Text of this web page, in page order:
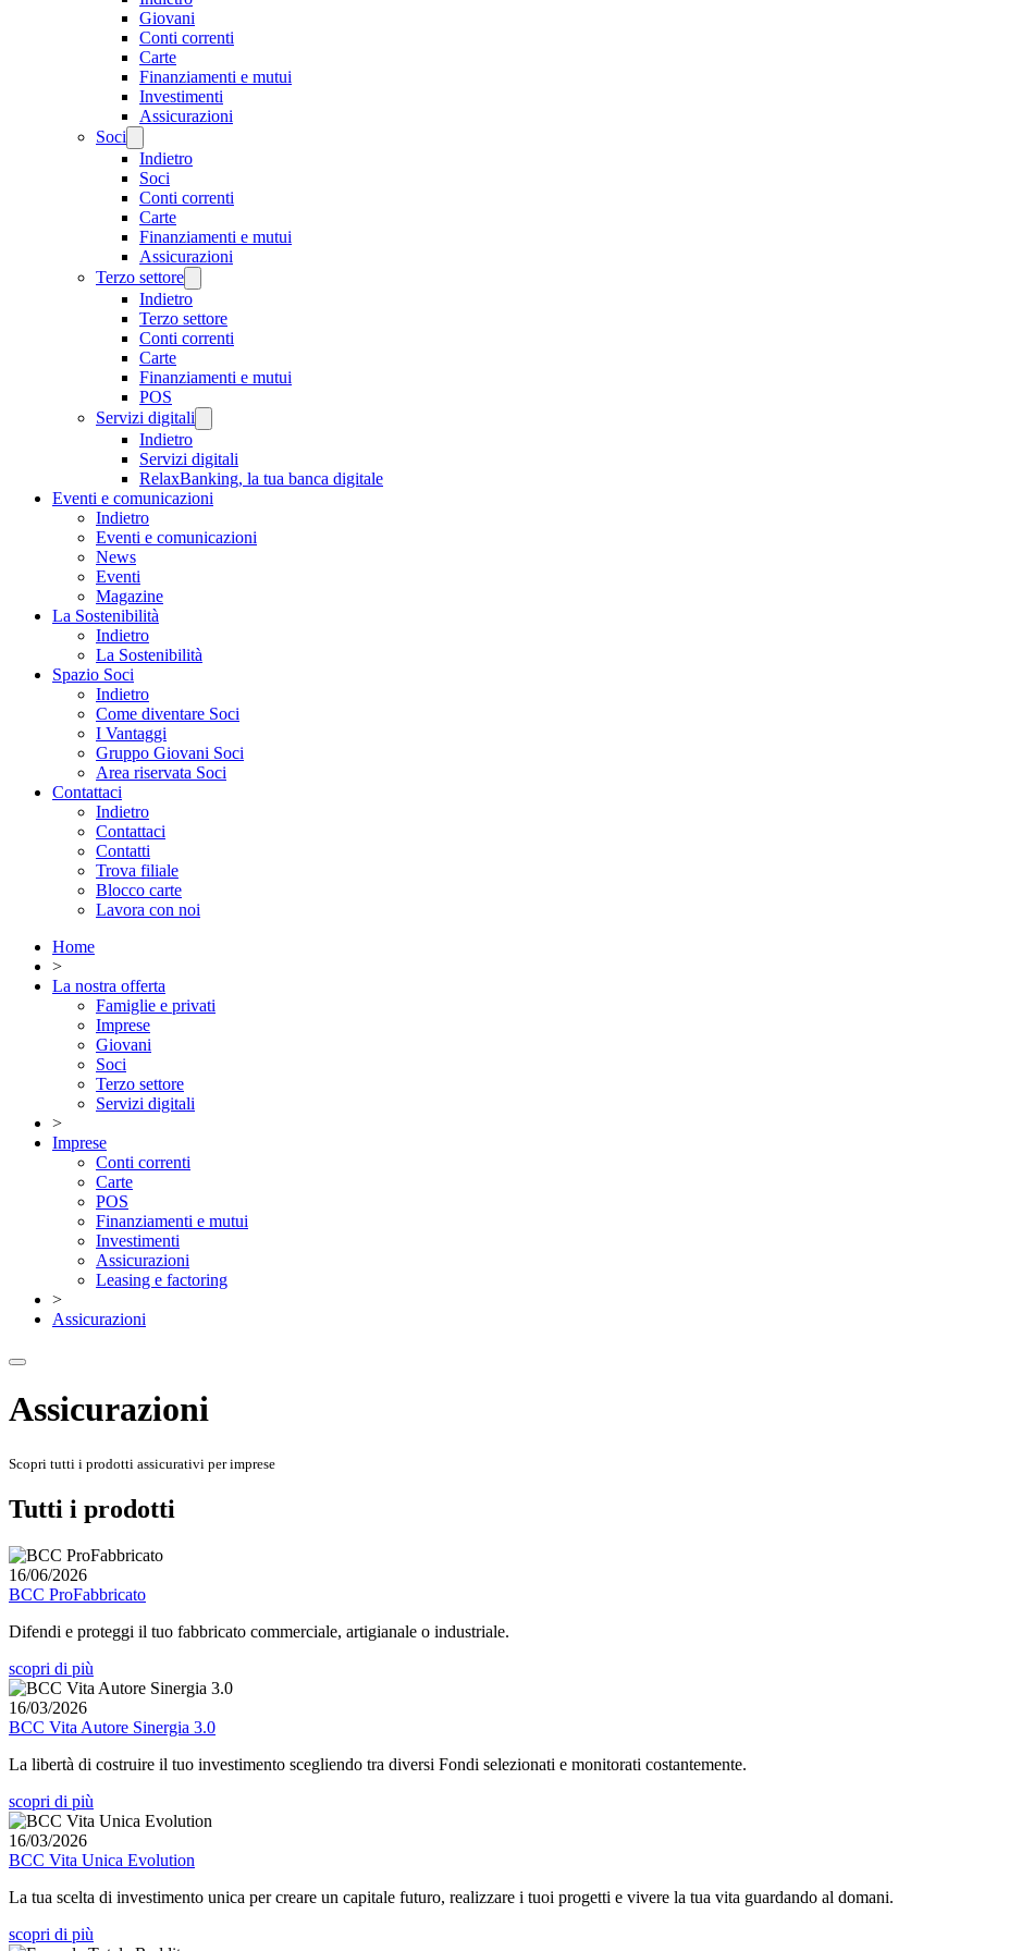
Giovani
Conti correnti
Carte
Finanziamenti e mutui
Investimenti
Assicurazioni
Soci
Indietro
Soci
Conti correnti
Carte
Finanziamenti e mutui
Assicurazioni
Terzo settore
Indietro
Terzo settore
Conti correnti
Carte
Finanziamenti e mutui
POS
Servizi digitali
Indietro
Servizi digitali
RelaxBanking, la tua banca digitale
Eventi e comunicazioni
Indietro
Eventi e comunicazioni
News
Eventi
Magazine
La Sostenibilità
Indietro
La Sostenibilità
Spazio Soci
Indietro
Come diventare Soci
I Vantaggi
Gruppo Giovani Soci
Area riservata Soci
Contattaci
Indietro
Contattaci
Contatti
Trova filiale
Blocco carte
Lavora con noi
Home
>
La nostra offerta
Famiglie e privati
Imprese
Giovani
Soci
Terzo settore
Servizi digitali
>
Imprese
Conti correnti
Carte
POS
Finanziamenti e mutui
Investimenti
Assicurazioni
Leasing e factoring
>
Assicurazioni
Assicurazioni
Scopri tutti i prodotti assicurativi per imprese
Tutti i prodotti
16/06/2026
BCC ProFabbricato
Difendi e proteggi il tuo fabbricato commerciale, artigianale o industriale.
scopri di più
16/03/2026
BCC Vita Autore Sinergia 3.0
La libertà di costruire il tuo investimento scegliendo tra diversi Fondi selezionati e monitorati costantemente.
scopri di più
16/03/2026
BCC Vita Unica Evolution
La tua scelta di investimento unica per creare un capitale futuro, realizzare i tuoi progetti e vivere la tua vita guardando al domani.
scopri di più